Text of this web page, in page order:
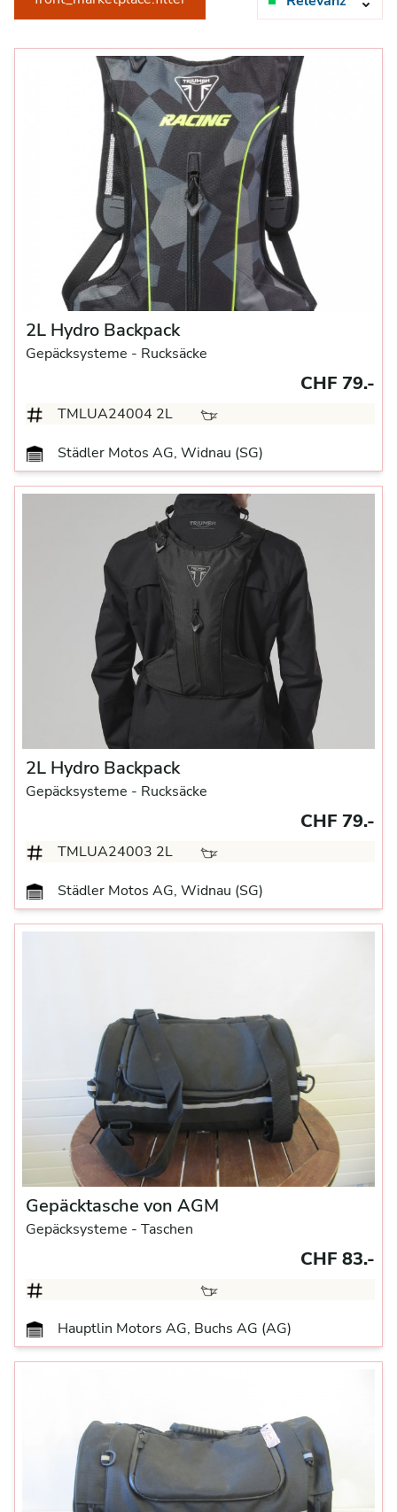
2L Hydro Backpack
Gepäcksysteme - Rucksäcke
CHF 79.-
TMLUA24004 2L
Städler Motos AG, Widnau (SG)
2L Hydro Backpack
Gepäcksysteme - Rucksäcke
CHF 79.-
TMLUA24003 2L
Städler Motos AG, Widnau (SG)
Gepäcktasche von AGM
Gepäcksysteme - Taschen
CHF 83.-
Hauptlin Motors AG, Buchs AG (AG)